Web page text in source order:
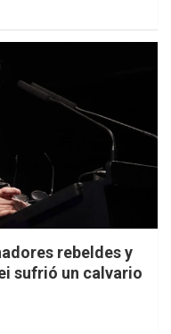
rebeldes y
sufrió un calvario